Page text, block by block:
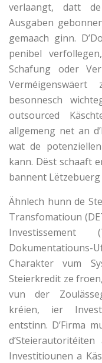
verlaangt, datt
Ausgaben
gemaach ginn.
penibel
Schafung oder
besonnesch
outsourced
allgemeng net an
wat de
kann. Dëst schaaft
bannent
Ähnlech hunn de
Transfomatioun
Charakter vum
Steierkredit ze
vun der
kréien, ier
entstinn. D’Firma
Investitiounen a